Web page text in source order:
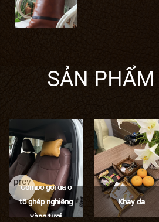
SẢN
Combo gối da ô
tô ghép nghiêng
vàng tươi
Khay da
prev